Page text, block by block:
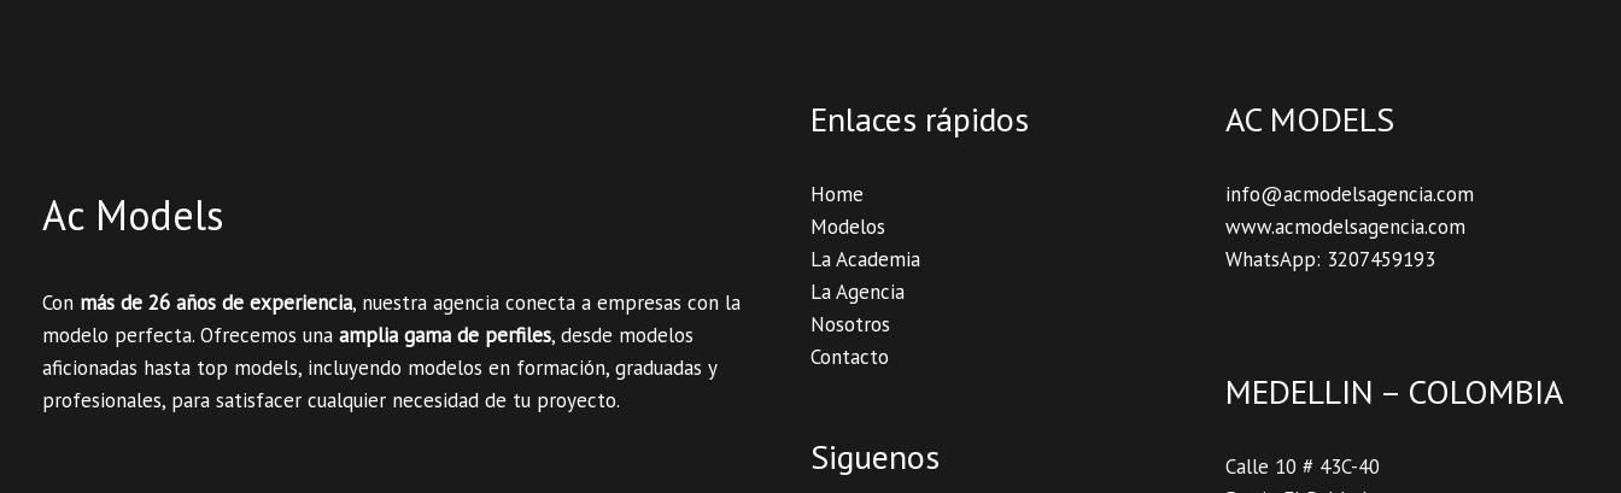
Ac Models
Con más de 26 años de experiencia, nuestra agencia conecta a empresas con la
modelo perfecta. Ofrecemos una amplia gama de perfiles, desde modelos
aficionadas hasta top models, incluyendo modelos en formación, graduadas y
profesionales, para satisfacer cualquier necesidad de tu proyecto.
Enlaces rápidos
Home
Modelos
La Academia
La Agencia
Nosotros
Contacto
Siguenos
AC MODELS
info@acmodelsagencia.com
www.acmodelsagencia.com
WhatsApp: 3207459193
MEDELLIN – COLOMBIA
Calle 10 # 43C-40